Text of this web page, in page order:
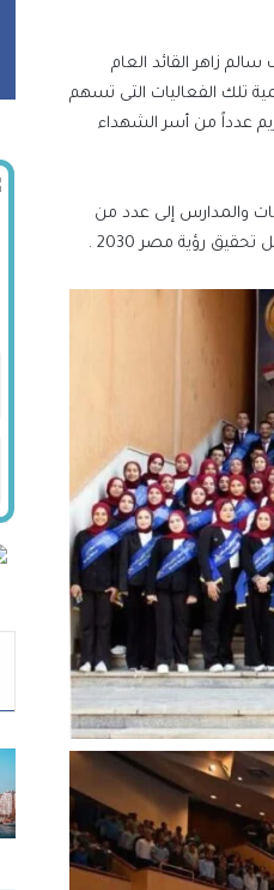
زاهر القائد العام
تلك الفعاليات التى تسهم
عدداً من أسر الشهداء
والمدارس إلى عدد من
رؤية مصر 2030 .